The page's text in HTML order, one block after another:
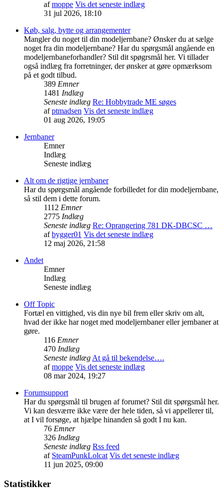
afmoppe Vis det seneste indlæg
31 jul 2026, 18:10
Køb, salg, bytte og arrangementer
Mangler du noget til din modeljernbane? Ønsker du at sælge
noget fra din modeljernbane? Har du spørgsmål angående en
modeljernbaneforhandler? Stil dit spøgrsmål her. Vi tillader
også indlæg fra forretninger, der ønsker at gøre opmærksom
på et godt tilbud.
389 Emner
1481 Indlæg
Seneste indlæg Re: Hobbytrade ME søges
afptmadsen Vis det seneste indlæg
01 aug 2026, 19:05
Jernbaner
Emner
Indlæg
Seneste indlæg
Alt om de rigtige jernbaner
Har du spørgsmål angående forbilledet for din modeljernbane,
så stil dem i dette forum.
1112 Emner
2775 Indlæg
Seneste indlæg Re: Oprangering 781 DK-DBCSC …
afbygger01 Vis det seneste indlæg
12 maj 2026, 21:58
Andet
Emner
Indlæg
Seneste indlæg
Off Topic
Fortæl en vittighed, vis din nye bil frem eller skriv om alt,
hvad der ikke har noget med modeljernbaner eller jernbaner at
gøre.
116 Emner
470 Indlæg
Seneste indlægAt gå til bekendelse….
afmoppe Vis det seneste indlæg
08 mar 2024, 19:27
Forumsupport
Har du spørgsmål til brugen af forumet? Stil dit spørgsmål her.
Vi kan desværre ikke være der hele tiden, så vi appellerer til,
at I vil forsøge, at hjælpe hinanden så godt I nu kan.
76 Emner
326 Indlæg
Seneste indlæg Rss feed
af SteamPunkLolcat Vis det seneste indlæg
11 jun 2025, 09:00
Statistikker